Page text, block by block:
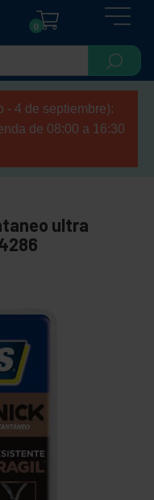
0
- 4 de septiembre):
de 08:00 a 16:30
ultra